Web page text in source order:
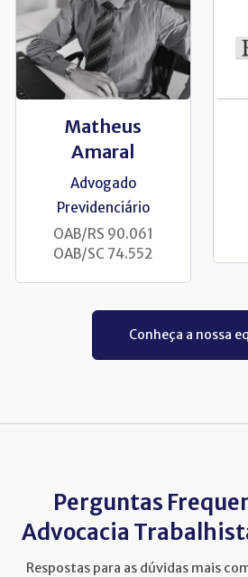
Matheus
Amaral
Advogado
Previdenciário
OAB/RS 90.061
OAB/SC 74.552
Conheça a nossa
Perguntas
Advocacia
Respostas para as dúvidas mais